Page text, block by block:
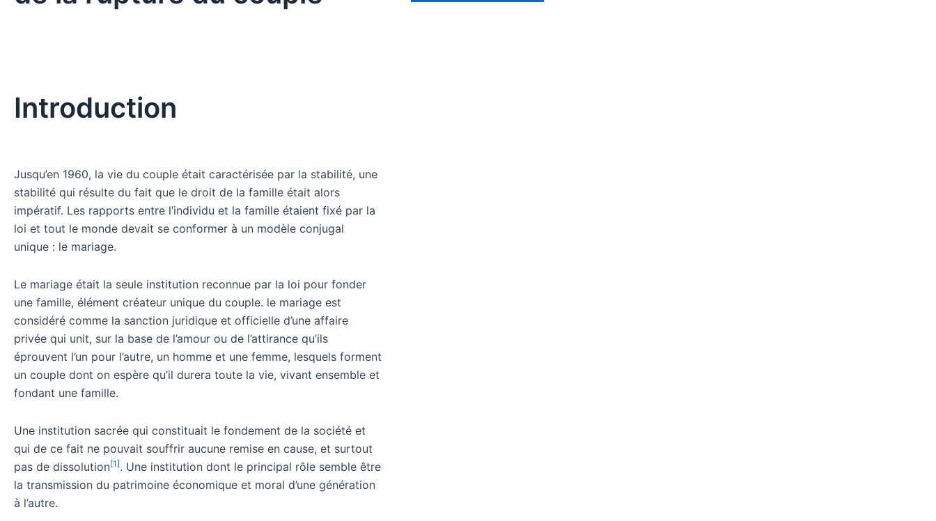
Introduction
Jusqu’en 1960, la vie du couple était caractérisée par la stabilité, une
stabilité qui résulte du fait que le droit de la famille était alors
impératif. Les rapports entre l’individu et la famille étaient fixé par la
loi et tout le monde devait se conformer à un modèle conjugal
unique : le mariage.
Le mariage était la seule institution reconnue par la loi pour fonder
une famille, élément créateur unique du couple. le mariage est
considéré comme la sanction juridique et officielle d’une affaire
privée qui unit, sur la base de l’amour ou de l’attirance qu’ils
éprouvent l’un pour l’autre, un homme et une femme, lesquels forment
un couple dont on espère qu’il durera toute la vie, vivant ensemble et
fondant une famille.
Une institution sacrée qui constituait le fondement de la société et
qui de ce fait ne pouvait souffrir aucune remise en cause, et surtout
pas de dissolution[1]. Une institution dont le principal rôle semble être
la transmission du patrimoine économique et moral d’une génération
à l’autre.